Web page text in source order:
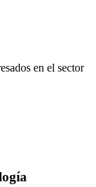
en el sector